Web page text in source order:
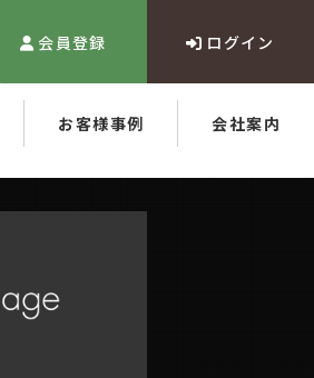
会員登録 ログイン
お客様事例 会社案内